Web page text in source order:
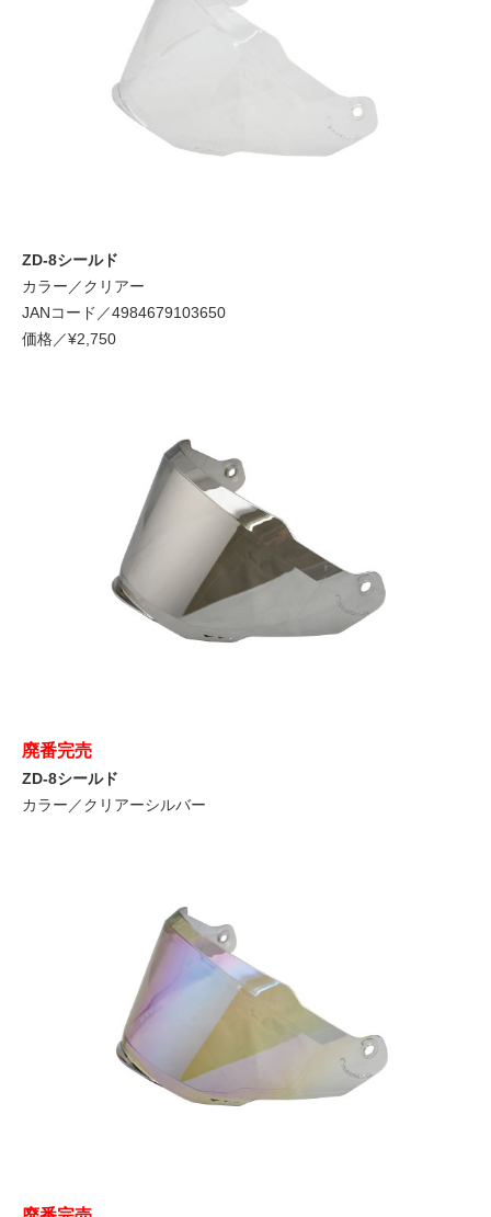
ZD-8シールド
カラー／クリアー
JANコード／4984679103650
価格／¥2,750
廃番完売
ZD-8シールド
カラー／クリアーシルバー